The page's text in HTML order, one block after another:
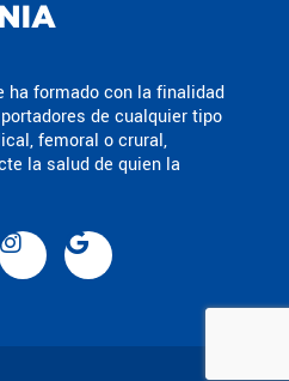
ha formado con la finalidad
de cualquier tipo
femoral o crural,
la salud de quien la